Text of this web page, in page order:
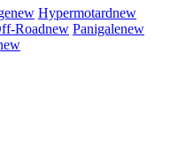
new Hypermotardnew
Roadnew Panigalenew